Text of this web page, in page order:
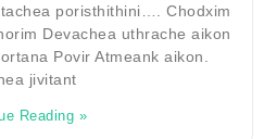
poristhithini…. Chodxim
Devachea uthrache aikon
Povir Atmeank aikon.
jivitant
Reading »